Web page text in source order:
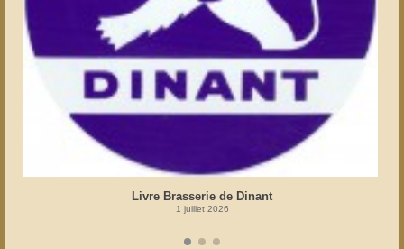
Livre Brasserie de Dinant
1 juillet 2026